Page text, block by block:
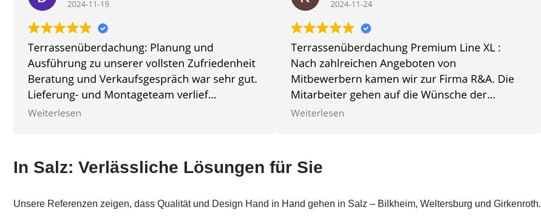
In Salz: Verlässliche Lösungen für Sie
Unsere Referenzen zeigen, dass Qualität und Design Hand in Hand gehen in Salz – Bilkheim, Weltersburg und Girkenroth.